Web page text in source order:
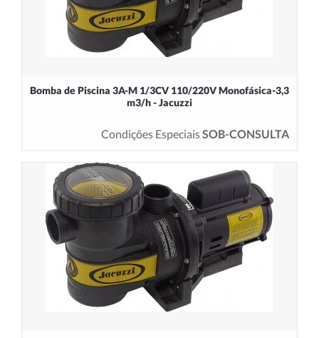
Bomba de Piscina 3A-M 1/3CV 110/220V Monofásica-3,3
m3/h - Jacuzzi
Condições EspeciaisSOB-CONSULTA